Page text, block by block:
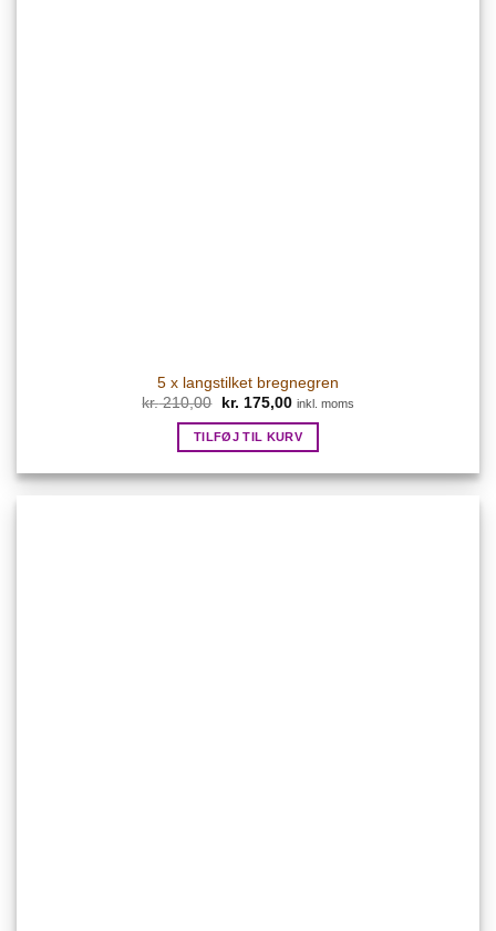
5 x langstilket bregnegren
kr.210,00
Den
pris
var:
kr. 175,00Den
pris
er:
inkl. moms
TILFØJ TIL KURV